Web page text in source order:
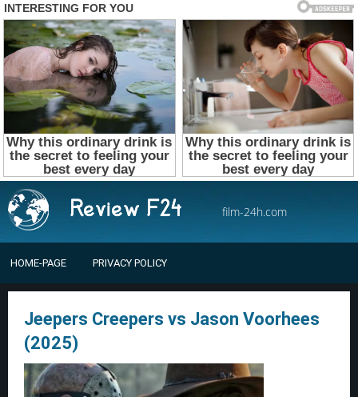
film-24h.com
HOME-PAGE PRIVACY POLICY
Jeepers Creepers vs Jason Voorhees
(2025)